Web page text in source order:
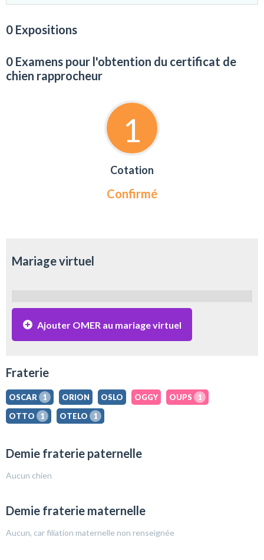
0 Expositions
0 Examens pour l'obtention du certificat de
chien rapprocheur
1
Cotation
Confirmé
Mariage virtuel
Ajouter OMER au mariage virtuel
Fraterie
OSCAR 1 ORION OSLO OGGY OUPS
1
OTTO
1 OTELO 1
Demie fraterie paternelle
Aucun chien
Demie fraterie maternelle
Aucun, car filiation maternelle non renseignée